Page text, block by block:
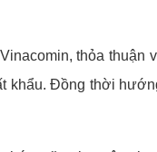
thỏa thuận
khẩu. Đồng thời